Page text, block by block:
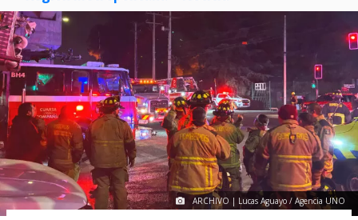
ARCHIVO | Lucas Aguayo / Agencia UNO